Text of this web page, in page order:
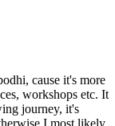
cause it's more
workshops etc. It
journey, it's
I most likely